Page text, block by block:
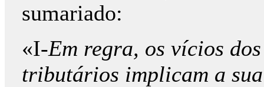
sumariado:
«I-Em regra, os vícios
tributários implicam a